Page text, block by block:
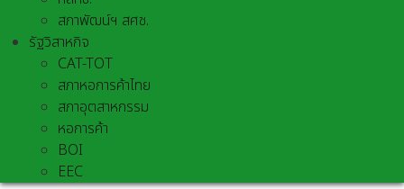
สภาพัฒน์ฯ สศช.
รัฐวิสาหกิจ
CAT-TOT
สภาหอการค้าไทย
สภาอุตสาหกรรม
หอการค้า
BOI
EEC